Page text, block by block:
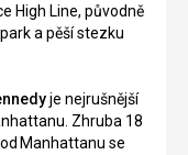
High Line, původně
a pěší stezku
je nejrušnější
Zhruba 18
Manhattanu se